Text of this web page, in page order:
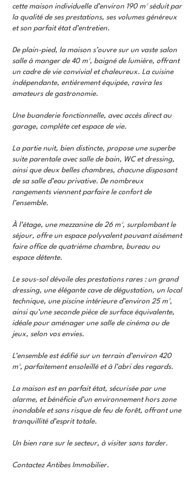
cette maison individuelle d’environ 190 m² séduit par
la qualité de ses prestations, ses volumes généreux
et son parfait état d’entretien.
De plain-pied, la maison s’ouvre sur un vaste salon
salle à manger de 40 m², baigné de lumière, offrant
un cadre de vie convivial et chaleureux. La cuisine
indépendante, entièrement équipée, ravira les
amateurs de gastronomie.
Une buanderie fonctionnelle, avec accès direct au
garage, complète cet espace de vie.
La partie nuit, bien distincte, propose une superbe
suite parentale avec salle de bain, WC et dressing,
ainsi que deux belles chambres, chacune disposant
de sa salle d’eau privative. De nombreux
rangements viennent parfaire le confort de
l’ensemble.
À l’étage, une mezzanine de 26 m², surplombant le
séjour, offre un espace polyvalent pouvant aisément
faire office de quatrième chambre, bureau ou
espace détente.
Le sous-sol dévoile des prestations rares : un grand
dressing, une élégante cave de dégustation, un local
technique, une piscine intérieure d’environ 25 m²,
ainsi qu’une seconde pièce de surface équivalente,
idéale pour aménager une salle de cinéma ou de
jeux, selon vos envies.
L’ensemble est édifié sur un terrain d’environ 420
m², parfaitement ensoleillé et à l’abri des regards.
La maison est en parfait état, sécurisée par une
alarme, et bénéficie d’un environnement hors zone
inondable et sans risque de feu de forêt, offrant une
tranquillité d’esprit totale.
Un bien rare sur le secteur, à visiter sans tarder.
Contactez Antibes Immobilier.